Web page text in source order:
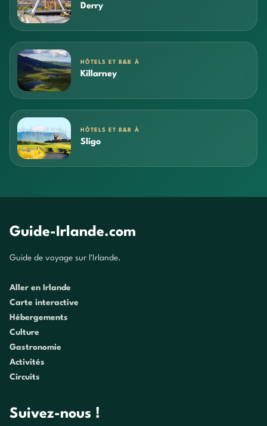
Derry
HÔTELS ET B&B À
Killarney
HÔTELS ET B&B À
Sligo
Guide-Irlande.com
Guide de voyage sur l'Irlande.
Aller en Irlande
Carte interactive
Hébergements
Culture
Gastronomie
Activités
Circuits
Suivez-nous !